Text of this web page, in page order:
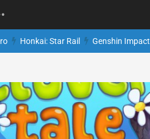
Honkai: Star Rail Genshin Impact